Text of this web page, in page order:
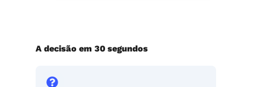
A decisão em 30 segundos